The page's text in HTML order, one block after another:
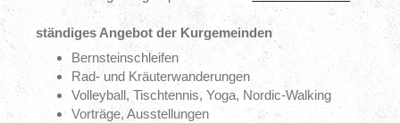
ständiges Angebot der Kurgemeinden
Bernsteinschleifen
Rad- und Kräuterwanderungen
Volleyball, Tischtennis, Yoga, Nordic-Walking
Vorträge, Ausstellungen